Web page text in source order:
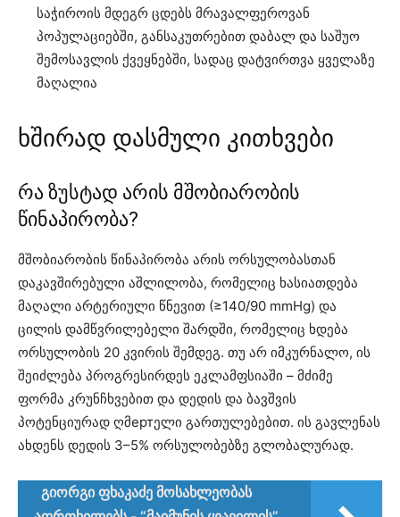
საჭიროის მდეგრ ცდებს მრავალფეროვან
პოპულაციებში, განსაკუთრებით დაბალ და საშუო
შემოსავლის ქვეყნებში, სადაც დატვირთვა ყველაზე
მაღალია
ხშირად დასმული კითხვები
რა ზუსტად არის მშობიარობის
წინაპირობა?
მშობიარობის წინაპირობა არის ორსულობასთან
დაკავშირებული აშლილობა, რომელიც ხასიათდება
მაღალი არტერიული წნევით (≥140/90 mmHg) და
ცილის დამწვრილებელი შარდში, რომელიც ხდება
ორსულობის 20 კვირის შემდეგ. თუ არ იმკურნალო, ის
შეიძლება პროგრესირდეს ეკლამფსიაში – მძიმე
ფორმა კრუნჩხვებით და დედის და ბავშვის
პოტენციურად ღმертელი გართულებებით. ის გავლენას
ახდენს დედის 3–5% ორსულობებზე გლობალურად.
გიორგი ფხაკაძე მოსახლეობას